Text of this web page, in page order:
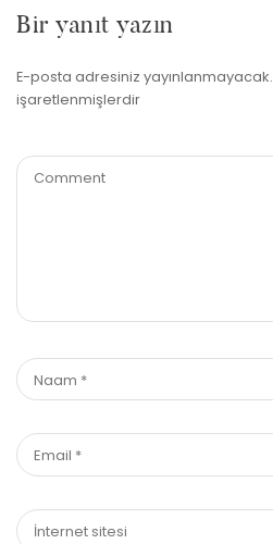
Bir yanıt yazın
E-posta adresiniz yayınlanmayacak.
işaretlenmişlerdir